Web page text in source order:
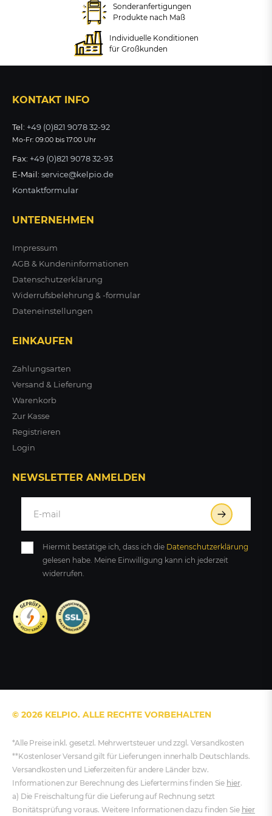
ZUM PRODUKT
ZUM PRODUKT
ab 345,28 €
ZUM PRODUKT
oder ohne Abdeckung, 120L
ab 875,14 €
Sonderanfertigungen
Produkte nach Maß
Individuelle Konditionen
für Großkunden
KONTAKT INFO
Tel: +49 (0)821 9078 32-92
Mo-Fr: 09:00 bis 17:00 Uhr
Fax: +49 (0)821 9078 32-93
E-Mail: service@kelpio.de
Kontaktformular
UNTERNEHMEN
Impressum
AGB & Kundeninformationen
Datenschutzerklärung
Widerrufsbelehrung & -formular
Dateneinstellungen
EINKAUFEN
Zahlungsarten
Versand & Lieferung
Warenkorb
Zur Kasse
Registrieren
Login
NEWSLETTER ANMELDEN
Hiermit bestätige ich, dass ich die Daten­schutz­erklärung
gelesen habe. Meine Einwilligung kann ich jederzeit
widerrufen.
© 2026 KELPIO. ALLE RECHTE VORBEHALTEN
*Alle Preise inkl. gesetzl. Mehrwertsteuer und zzgl. Versandkosten
**Kostenloser Versand gilt für Lieferungen innerhalb Deutschlands.
Versandkosten und Lieferzeiten für andere Länder bzw.
Informationen zur Berechnung des Liefertermins finden Sie hier.
a) Die Freischaltung für die Lieferung auf Rechnung setzt
Bonitätsprüfung voraus. Weitere Informationen dazu finden Sie hier